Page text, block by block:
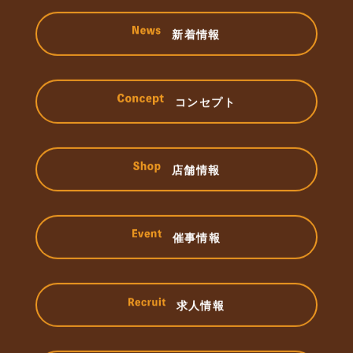
新着情報
コンセプト
店舗情報
催事情報
求人情報